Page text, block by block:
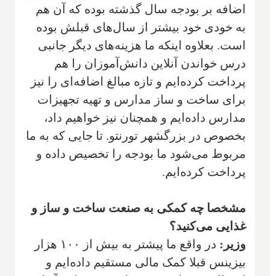
اضافه بر بودجه سال گذشته بوده که آن هم
به خودی خود بیشتر از سال‌های قبلش بوده
است. بعلاوه اینکه ما هزینه‌های دیگر جانبی
درس خواندن آنلاین دانش‌آموزان را هم
پرداخت کرده‌ایم و تازه مبالغ اضافه‌ای را نیز
برای ساخت و ساز مدارس و تهیه تجهیزات
مدارس داده‌ایم و همچنان نیز خواهیم داد،
بخصوص در بزرگشهر تورنتو. تا جایی که به ما
مربوط می‌شود ما بودجه را تخصیص داده و
پرداخت کرده‌ایم.
مشخصا چه کمکی به صنعت ساخت و ساز و
غذایی می‌کنید؟
وزیر:
در واقع ما پیشتر به بیش از ۱۰۰ هزار
بیزینس قبلا کمک مالی مستقیم داده‌ایم و